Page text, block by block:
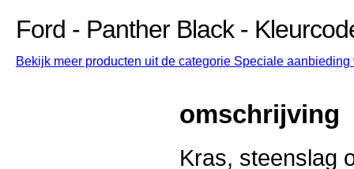
Ford - Panther Black -
Bekijk meer producten uit de categorie Speciale aanbieding
omschrijving
Kras, steenslag